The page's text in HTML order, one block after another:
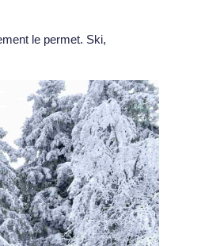
le permet. Ski,